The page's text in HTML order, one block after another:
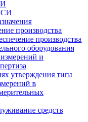
СИ
производства
производства
оборудования
и
утверждения типа
в
средств